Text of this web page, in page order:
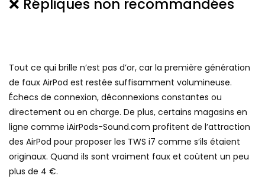
❌ Répliques non recommandées
Tout ce qui brille n’est pas d’or, car la première génération
de faux AirPod est restée suffisamment volumineuse.
Échecs de connexion, déconnexions constantes ou
directement ou en charge. De plus, certains magasins en
ligne comme iAirPods-Sound.com profitent de l’attraction
des AirPod pour proposer les TWS i7 comme s’ils étaient
originaux. Quand ils sont vraiment faux et coûtent un peu
plus de 4 €.